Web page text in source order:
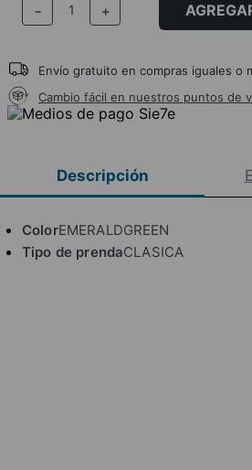
＋
－
Envío gratuito en compras iguales o
Cambio fácil en nuestros puntos de
Descripción
ColorEMERALDGREEN
Tipo de prendaCLASICA